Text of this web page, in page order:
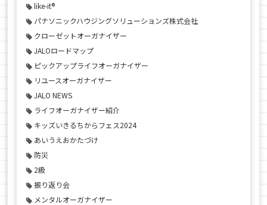
like-it®
パナソニックハウジングソリューションズ株式会社
クローゼットオーガナイザー
JALOロードマップ
ピックアップライフオーガナイザー
リユースオーガナイザー
JALO NEWS
ライフオーガナイザー紹介
キッズいきるちからフェス2024
あいうえおかたづけ
防災
2級
振り返り会
メンタルオーガナイザー